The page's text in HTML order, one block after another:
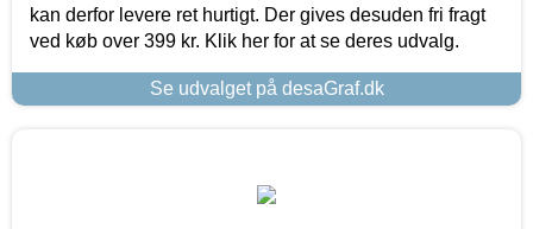
kan derfor levere ret hurtigt. Der gives desuden fri fragt
ved køb over 399 kr. Klik her for at se deres udvalg.
Se udvalget på desaGraf.dk